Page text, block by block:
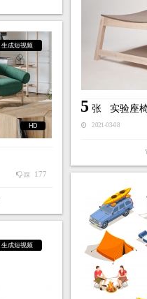
5张 实验座
2021-03-08
生成短视频
HD
踩 177
生成短视频